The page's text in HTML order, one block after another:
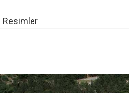
Resimler